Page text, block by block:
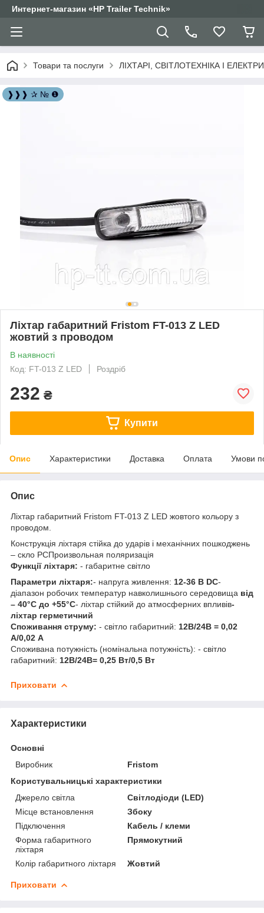
Интернет-магазин «HP Trailer Technik»
Товари та послуги ЛІХТАРІ, СВІТЛОТЕХНІКА І
❱❱❱ ✰ № ❶
Ліхтар габаритний Fristom FT-013 Z LED
жовтий з проводом
В наявності
Код: FT-013 Z LED
Роздріб
232 ₴
Купити
Опис Характеристики Доставка Оплата Умови
Опис
Ліхтар габаритний Fristom FT-013 Z LED жовтого кольору з
проводом.
Конструкція ліхтаря стійка до ударів і механічних пошкоджень
– скло РСПроизвольная поляризація
Функції ліхтаря: - габаритне світло
Параметри ліхтаря:- напруга живлення: 12-36 В DC-
діапазон робочих температур навколишнього середовища від
– 40°C до +55°C- ліхтар стійкий до атмосферних впливів-
ліхтар герметичний
Споживання струму: - світло габаритний: 12В/24В = 0,02
А/0,02 А
Споживана потужність (номінальна потужність): - світло
габаритний: 12В/24В= 0,25 Вт/0,5 Вт
Приховати
Характеристики
Основні
Виробник
Fristom
Користувальницькі характеристики
Джерело світла
Світлодіоди (LED)
Місце встановлення
Збоку
Підключення
Кабель / клеми
Форма габаритного
ліхтаря
Прямокутний
Колір габаритного ліхтаря Жовтий
Приховати